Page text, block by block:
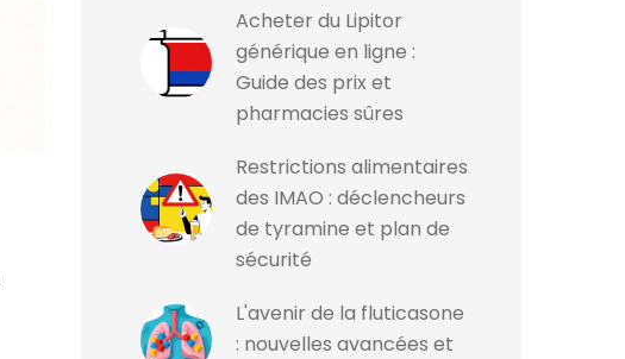
Acheter du Lipitor
générique en ligne :
Guide des prix et
pharmacies sûres
Restrictions alimentaires
des IMAO : déclencheurs
de tyramine et plan de
sécurité
L'avenir de la fluticasone
: nouvelles avancées et